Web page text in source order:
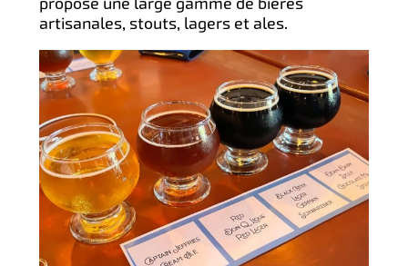
artisanales, stouts, lagers et ales.